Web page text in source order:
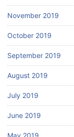
November 2019
October 2019
September 2019
August 2019
July 2019
June 2019
May 2019